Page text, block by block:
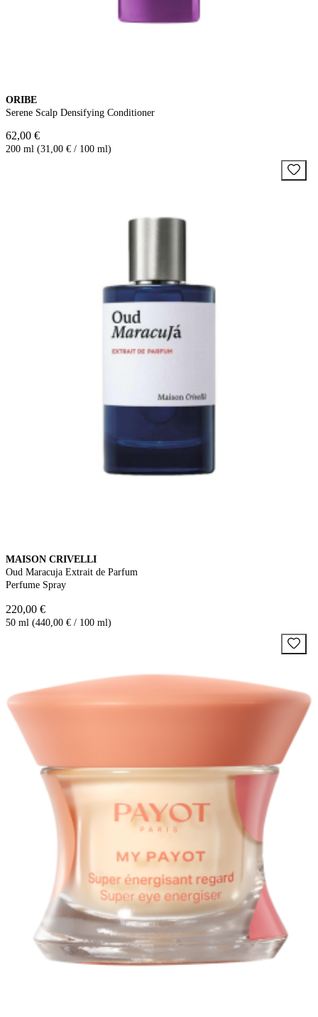
ORIBE
Serene Scalp Densifying Conditioner
62,00 €
200 ml (31,00 € / 100 ml)
MAISON CRIVELLI
Oud Maracuja Extrait de Parfum
Perfume Spray
220,00 €
50 ml (440,00 € / 100 ml)